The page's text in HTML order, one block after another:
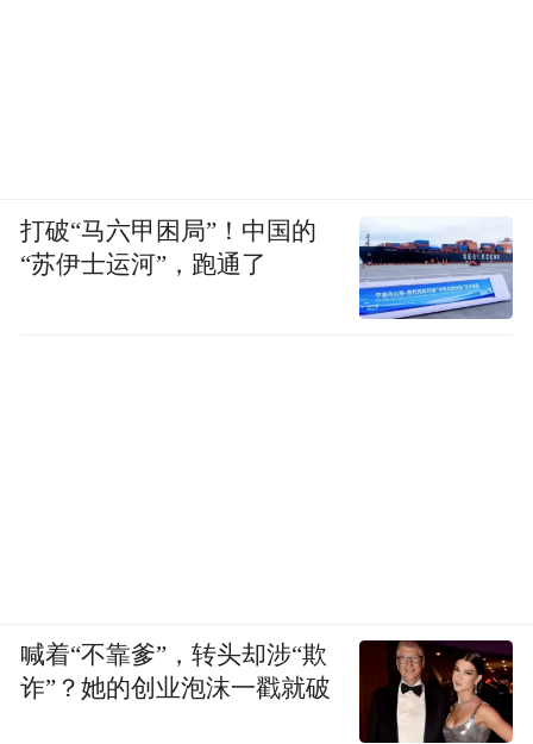
打破“马六甲困局”！中国的
“苏伊士运河”，跑通了
喊着“不靠爹”，转头却涉“欺
诈”？她的创业泡沫一戳就破